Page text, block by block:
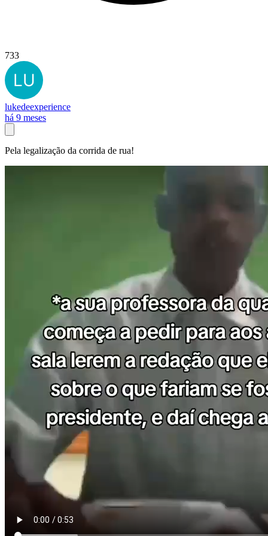
733
lukedeexperience
há 9 meses
Pela legalização da corrida de rua!